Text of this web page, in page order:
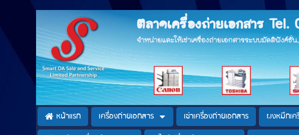
ตลาดเครื่องถ่ายเอกสาร
จำหน่ายและให้เช่าเครื่องถ่ายเอกสารระบบมัลติฟัง
หน้าแรก เครื่องถ่ายเอกสาร เช่าเครื่องถ่ายเอกสาร ผงหมึกเค